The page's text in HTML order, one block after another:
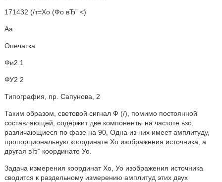
171432 (/т=Хо (Фо вЂ” <)
Аа
Опечатка
Фи2.1
ФУ2 2
Типография, пр. Сапунова, 2
Таким образом, световой сигнал Ф (/), помимо постоянной
составляющей, содержит две компоненты на частоте ьзо,
различающиеся по фазе на 90, Одна из них имеет амплитуду,
пропорциональную координате Хо изображения источника, а
другая вЂ” координате Уо.
Задача измерения координат Хо, Уо изображения источника
сводится к раздельному измерению амплитуд этих двух